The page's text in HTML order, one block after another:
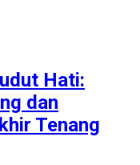
Hati:
dan
Tenang